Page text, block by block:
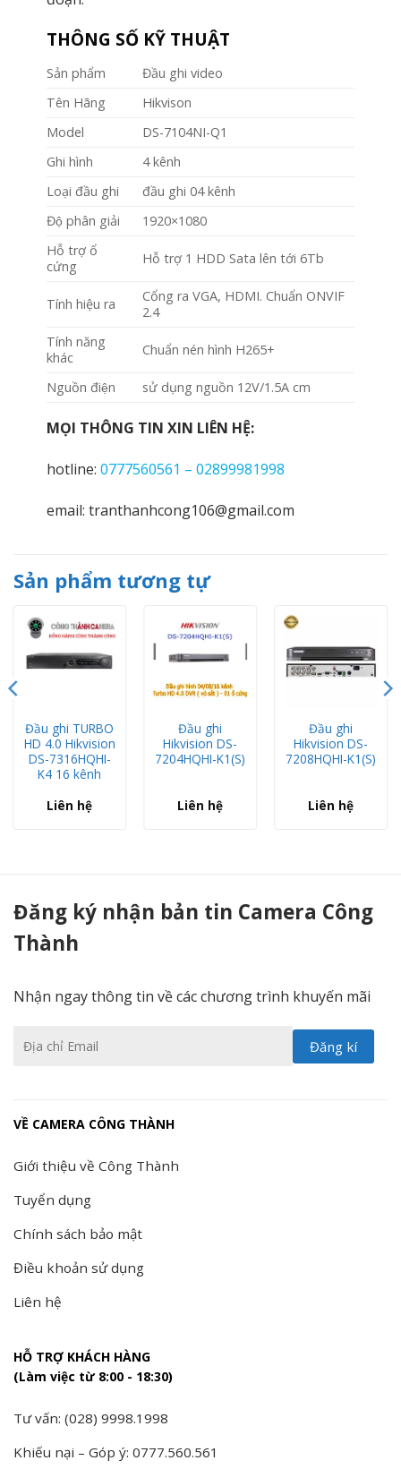
THÔNG SỐ KỸ THUẬT
Sản phẩm
Đầu ghi video
Tên Hãng
Hikvison
Model
DS-7104NI-Q1
Ghi hình
4 kênh
Loại đầu ghi
đầu ghi 04 kênh
Độ phân giải
1920×1080
Hỗ trợ ổ
cứng
Hỗ trợ 1 HDD Sata lên tới 6Tb
Tính hiệu ra
Cổng ra VGA, HDMI. Chuẩn ONVIF
2.4
Tính năng
khác
Chuẩn nén hình H265+
Nguồn điện sử dụng nguồn 12V/1.5A cm
MỌI THÔNG TIN XIN LIÊN HỆ:
hotline: 0777560561 – 02899981998
email: tranthanhcong106@gmail.com
Sản phẩm tương tự
Đầu ghi TURBO
HD 4.0 Hikvision
DS-7316HQHI-
K4 16 kênh
Liên hệ
Đầu ghi
Hikvision DS-
7204HQHI-K1(S)
Liên hệ
Đầu ghi
Hikvision DS-
7208HQHI-K1(S)
Liên hệ
Đăng ký nhận bản tin Camera Công
Thành
Nhận ngay thông tin về các chương trình khuyến mãi
VỀ CAMERA CÔNG THÀNH
Giới thiệu về Công Thành
Tuyển dụng
Chính sách bảo mật
Điều khoản sử dụng
Liên hệ
HỖ TRỢ KHÁCH HÀNG
(Làm việc từ 8:00 - 18:30)
Tư vấn: (028) 9998.1998
Khiếu nại – Góp ý: 0777.560.561